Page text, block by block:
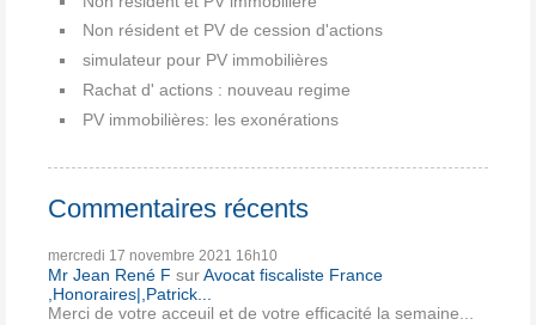
Non résident et PV de cession d'actions
simulateur pour PV immobilières
Rachat d' actions : nouveau regime
PV immobilières: les exonérations
Commentaires récents
mercredi 17 novembre 2021 16h10
Mr Jean René F surAvocat fiscaliste France
,Honoraires|,Patrick...
Merci de votre acceuil et de votre efficacité la semaine...